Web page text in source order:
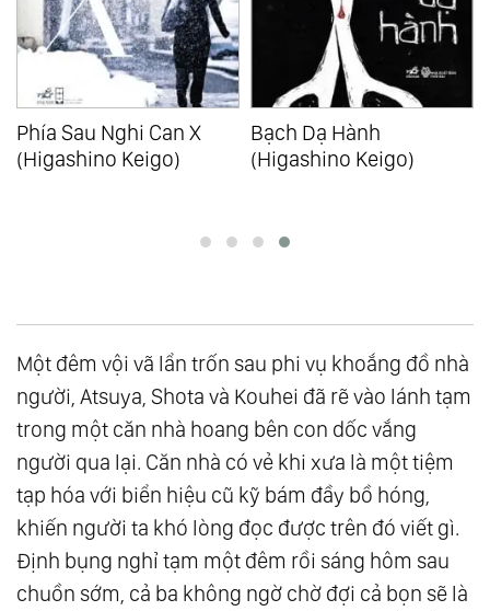
Phía Sau Nghi Can X
(Higashino Keigo)
Bạch Dạ Hành
(Higashino Keigo)
Một đêm vội vã lẩn trốn sau phi vụ khoắng đồ nhà
người, Atsuya, Shota và Kouhei đã rẽ vào lánh tạm
trong một căn nhà hoang bên con dốc vắng
người qua lại. Căn nhà có vẻ khi xưa là một tiệm
tạp hóa với biển hiệu cũ kỹ bám đầy bồ hóng,
khiến người ta khó lòng đọc được trên đó viết gì.
Định bụng nghỉ tạm một đêm rồi sáng hôm sau
chuồn sớm, cả ba không ngờ chờ đợi cả bọn sẽ là